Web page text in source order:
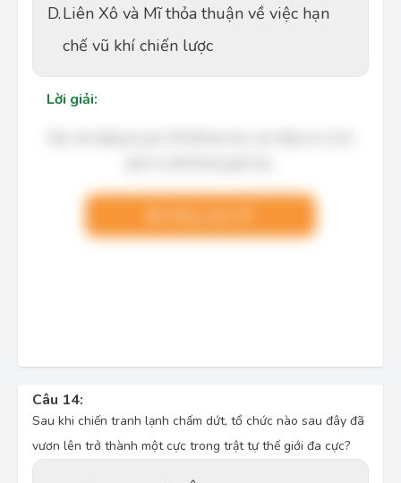
D.Liên Xô và Mĩ thỏa thuận về việc hạn
chế vũ khí chiến lược
Lời giải:
Câu 14:
Sau khi chiến tranh lạnh chấm dứt, tổ chức nào sau đây đã
vươn lên trở thành một cực trong trật tự thế giới đa cực?